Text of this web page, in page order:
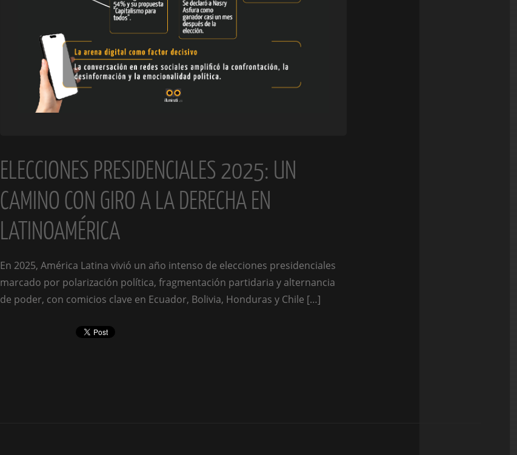
ELECCIONES PRESIDENCIALES 2025: UN
CAMINO CON GIRO A LA DERECHA EN
LATINOAMÉRICA
En 2025, América Latina vivió un año intenso de elecciones presidenciales
marcado por polarización política, fragmentación partidaria y alternancia
de poder, con comicios clave en Ecuador, Bolivia, Honduras y Chile […]